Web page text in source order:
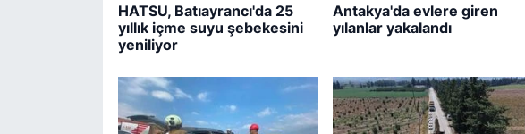
HATSU, Batıayrancı'da 25
yıllık içme suyu şebekesini
yeniliyor
Antakya'da evlere giren
yılanlar yakalandı